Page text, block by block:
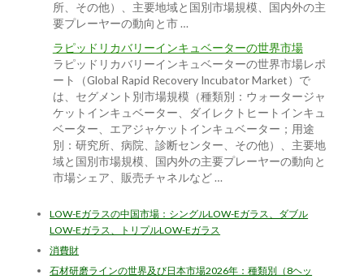
所、その他）、主要地域と国別市場規模、国内外の主
要プレーヤーの動向と市 …
ラピッドリカバリーインキュベーターの世界市場
ラピッドリカバリーインキュベーターの世界市場レポ
ート（Global Rapid Recovery Incubator Market）で
は、セグメント別市場規模（種類別：ウォータージャ
ケットインキュベーター、ダイレクトヒートインキュ
ベーター、エアジャケットインキュベーター；用途
別：研究所、病院、診断センター、その他）、主要地
域と国別市場規模、国内外の主要プレーヤーの動向と
市場シェア、販売チャネルなど …
LOW-Eガラスの中国市場：シングルLOW-Eガラス、ダブル
LOW-Eガラス、トリプルLOW-Eガラス
消費財
石材研磨ラインの世界及び日本市場2026年：種類別（8ヘッ